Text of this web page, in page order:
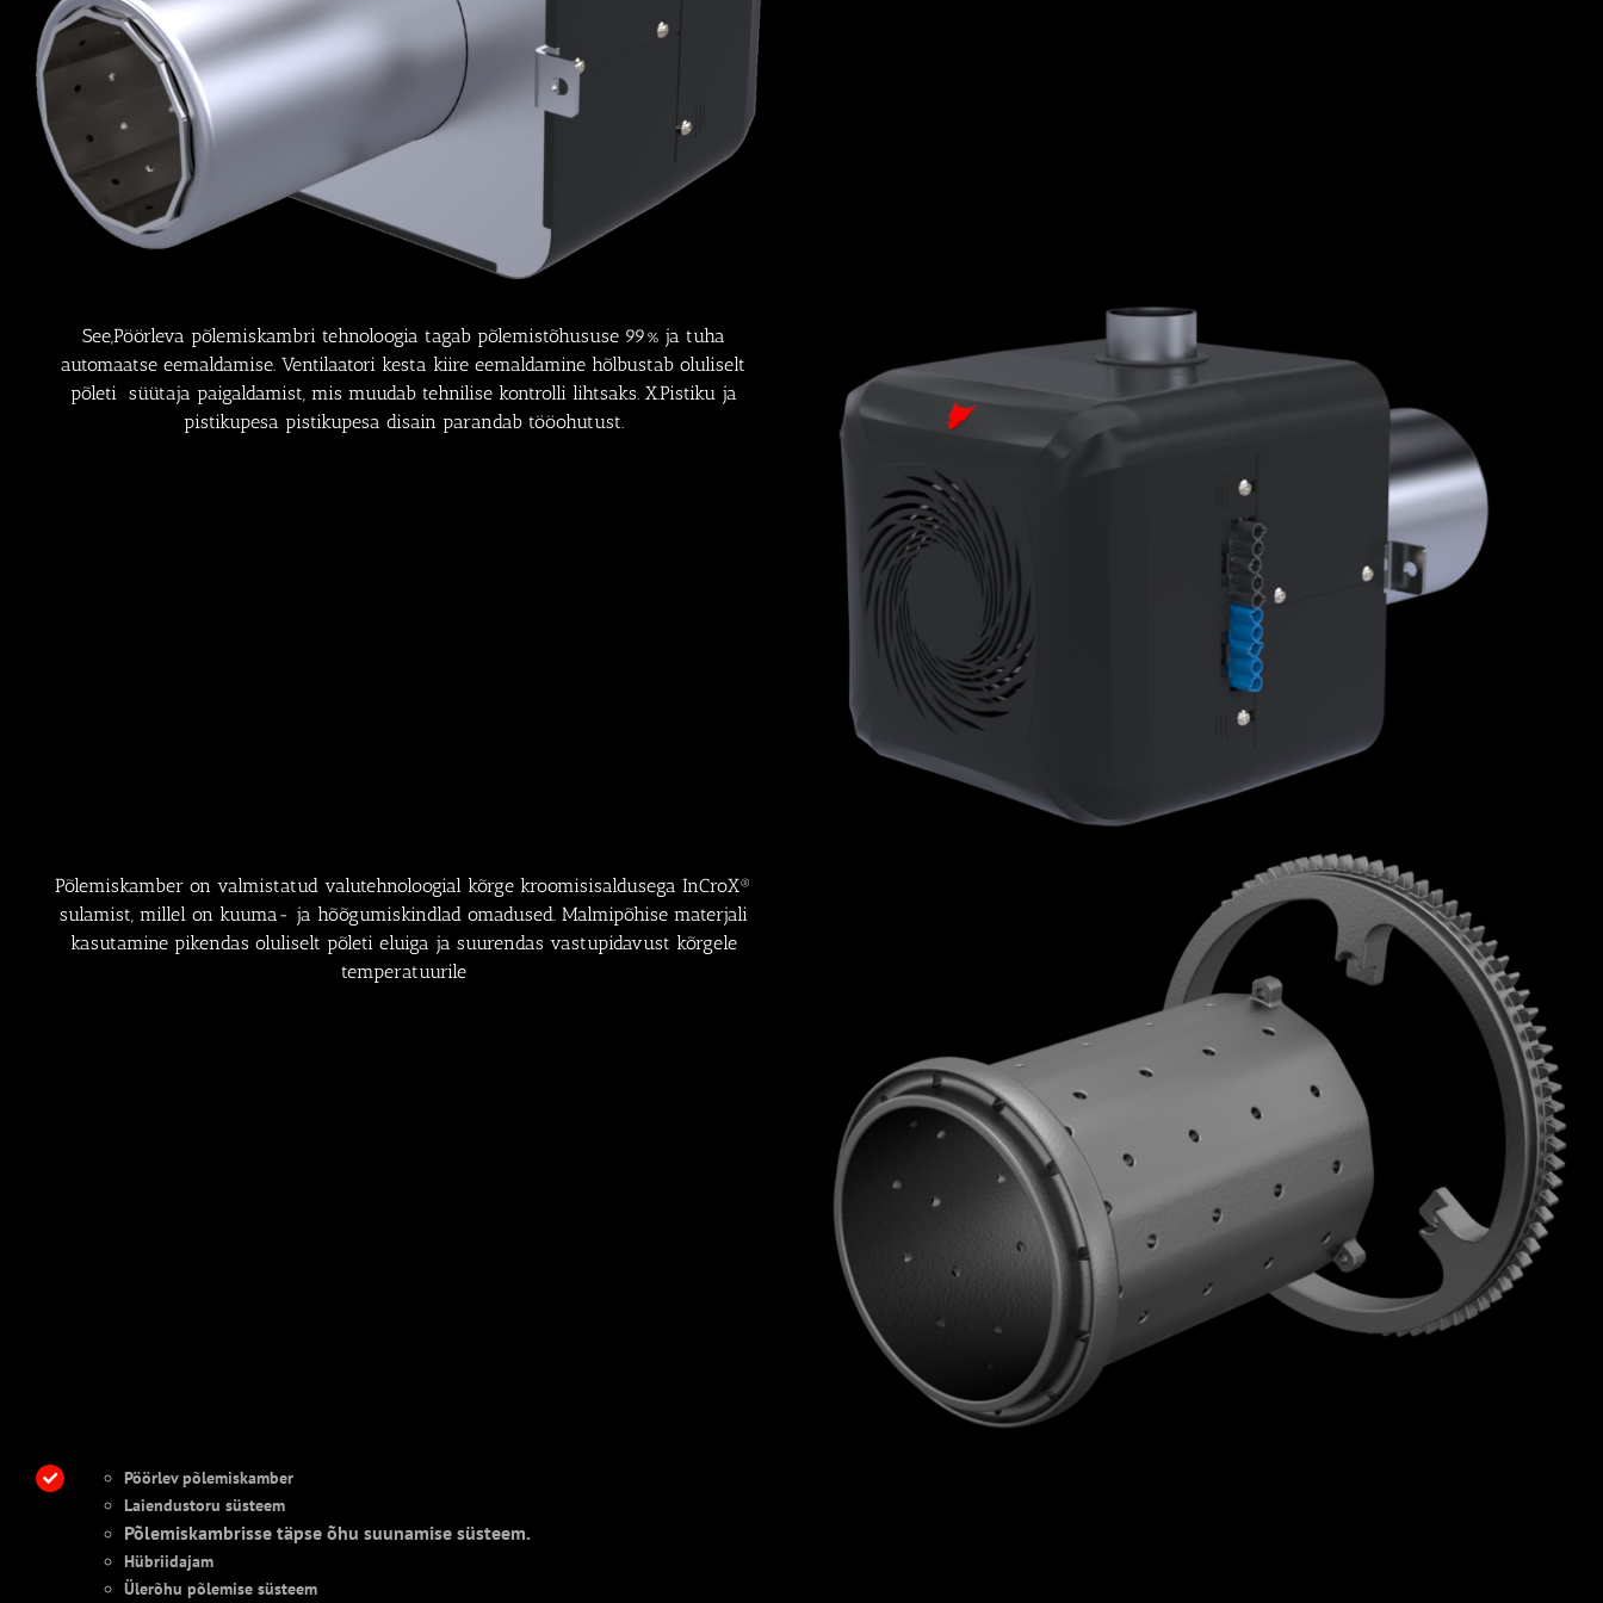
See,Pöörleva põlemiskambri tehnoloogia tagab põlemistõhususe 99% ja tuha
automaatse eemaldamise. Ventilaatori kesta kiire eemaldamine hõlbustab oluliselt
põleti süütaja paigaldamist, mis muudab tehnilise kontrolli lihtsaks. X.Pistiku ja
pistikupesa pistikupesa disain parandab tööohutust.
Põlemiskamber on valmistatud valutehnoloogial kõrge kroomisisaldusega InCroX®
sulamist, millel on kuuma- ja hõõgumiskindlad omadused. Malmipõhise materjali
kasutamine pikendas oluliselt põleti eluiga ja suurendas vastupidavust kõrgele
temperatuurile
Pöörlev põlemiskamber
Laiendustoru süsteem
Põlemiskambrisse täpse õhu suunamise süsteem.
Hübriidajam
Ülerõhu põlemise süsteem